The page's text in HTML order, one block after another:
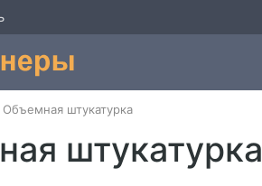
Объемная штукатурка
штукатурка